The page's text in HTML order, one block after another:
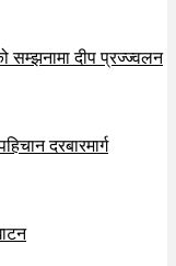
सम्झनामा दीप प्रज्ज्वलन
दरबारमार्ग